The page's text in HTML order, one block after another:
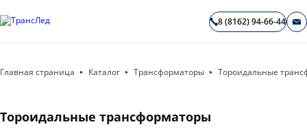
8 (8162) 94-66-44
Главная страница Каталог Трансформаторы Тороидальные
Тороидальные трансформаторы